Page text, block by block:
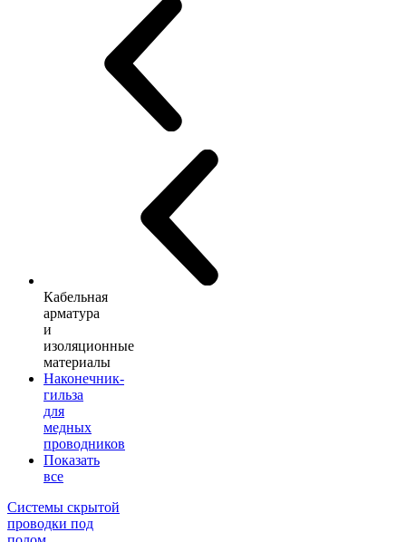
Кабельная
арматура
и
изоляционные
материалы
Наконечник-
гильза
для
медных
проводников
Показать
все
Системы скрытой
проводки под